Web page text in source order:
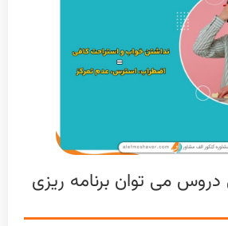
دروس می توان برنامه ریزی